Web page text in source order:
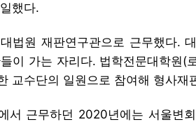
했다.
법원 재판연구관으로 근무했다.
이 가는 자리다. 법학전문대학원(
교수단의 일원으로 참여해 형사재
서 근무하던 2020년에는 서울변